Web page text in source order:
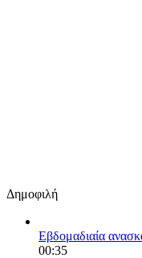
Δημοφιλή
Εβδομαδιαία
00:35